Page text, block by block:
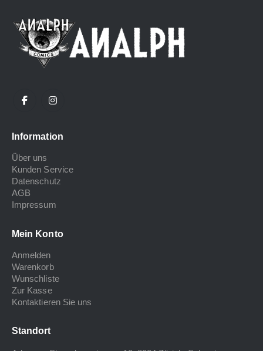
Information
Über uns
Kunden Service
Datenschutz
AGB
Impressum
Mein Konto
Anmelden
Warenkorb
Wunschliste
Zur Kasse
Kontaktieren Sie uns
Standort